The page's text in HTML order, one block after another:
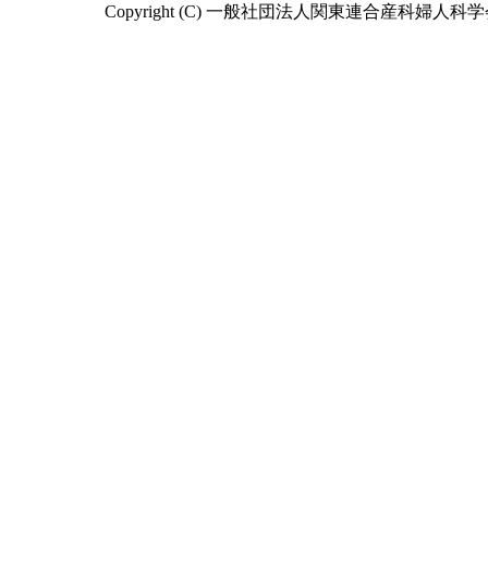
Copyright (C) 一般社団法人関東連合産科婦人科